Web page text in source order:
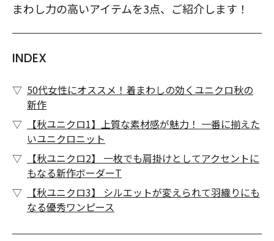
まわし力の高いアイテムを3点、ご紹介します！
INDEX
50代女性にオススメ！着まわしの効くユニクロ秋の
新作
【秋ユニクロ1】上質な素材感が魅力！ 一番に揃えた
いユニクロニット
【秋ユニクロ2】 一枚でも肩掛けとしてアクセントに
もなる新作ボーダーT
【秋ユニクロ3】 シルエットが変えられて羽織りにも
なる優秀ワンピース